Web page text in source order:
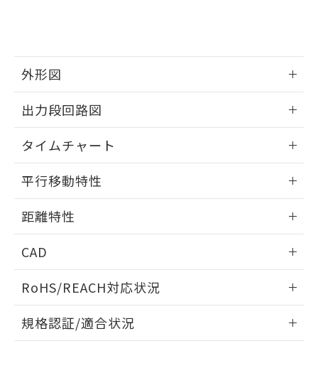
外形図
出力段回路図
タイムチャート
平行移動特性
距離特性
受光出力-距離特性
CAD
ドすることができます。
ログイン/会員登録
RoHS/REACH対応状況
EU RoHS 注意事項・凡例
規格認証/適合状況
メンバーズにご登録されている必要が
登録された部品リストについて、当社
および当社の共同利用者が、当社の製
品・サービスに関するお客様との取
引・商談に必要な範囲で利用すること
をご了承ください。
※当社の共同利用者とは、
の共同利用に関して"
※3 非含有証明書ダウンロード
下記の非含有証明書をダウンロードするこ
とができます。
51物質の非含有証明書（当社基準）
※本証明書は発行日時点で非含有を証明す
るもので、過去に遡って非含有を証明する
ものではありません。
欄に対応日を記載しておりました。
既に当社にて対応品への在庫切替を完了
していることから、特段のことがない限
り、2022年1月12日より割愛しておりま
「－」：未確認です。当社販売部門へお問
い合わせください。
り引きをいたしません。
合意する